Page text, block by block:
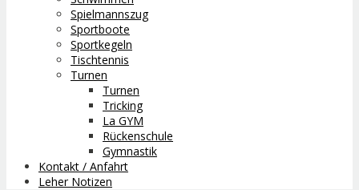
Spielmannszug
Sportboote
Sportkegeln
Tischtennis
Turnen
Turnen
Tricking
La GYM
Rückenschule
Gymnastik
Kontakt / Anfahrt
Leher Notizen